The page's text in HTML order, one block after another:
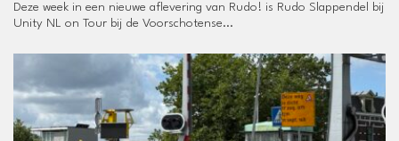
Deze week in een nieuwe aflevering van Rudo! is Rudo Slappendel bij
Unity NL on Tour bij de Voorschotense...